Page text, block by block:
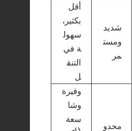
شديد
ومست
مر
أقل
بكثير،
سهول
ة في
التنق
ل
محدو
وفيرة
وشا
سعة